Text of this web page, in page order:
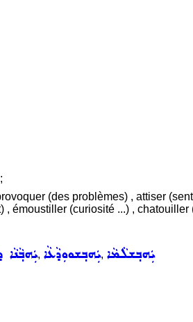
(des problèmes) , attiser
émoustiller (curiosité ...) ,
ܝܲܗܒ݂ܵܢܵܐ, ܝܲܗܒ݂ܫܘܘܼܕܵܥܵܐ, ܝܲܗܒ݂ܫܠܵܡܵܐ